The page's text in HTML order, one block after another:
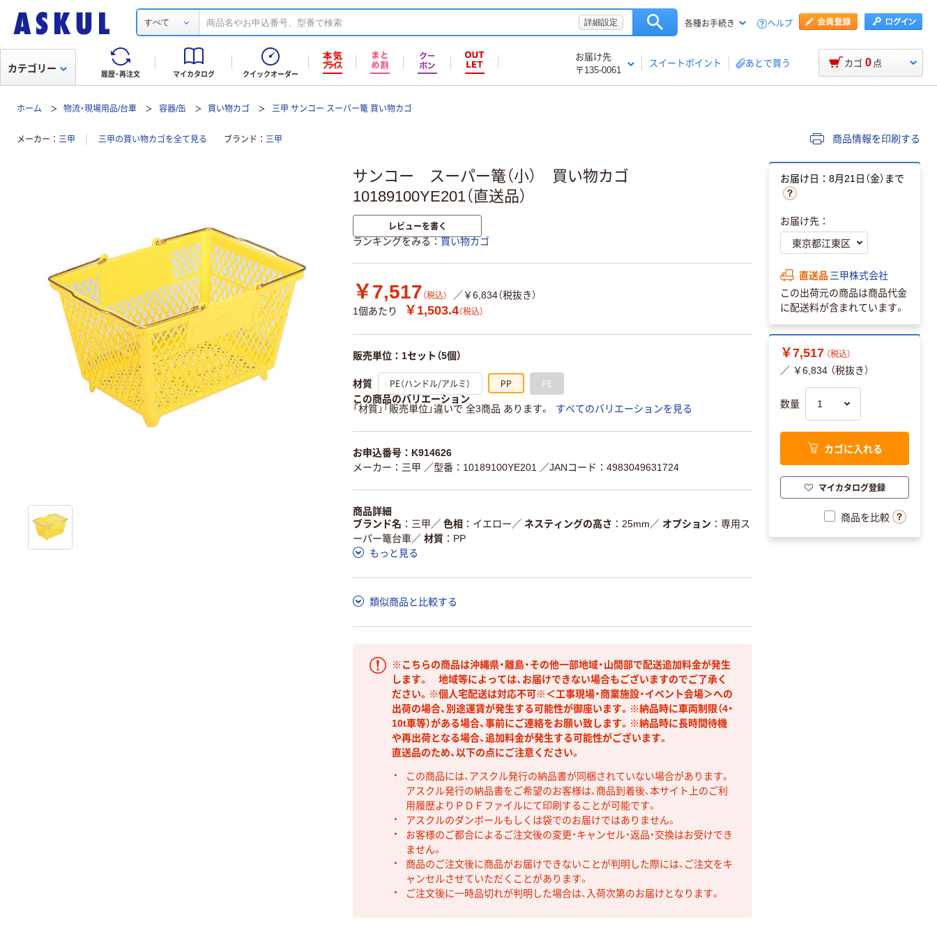
すべて 詳細設定 各種お手続き ヘルプ
履歴・再注文 マイカタログ クイックオーダー
お届け先
〒135-0061
スイートポイント あとで買う
カテゴリー カゴ 0 点
ホーム 物流・現場用品/台車 容器/缶 買い物カゴ 三甲 サンコー スーパー篭 買い物カゴ
メーカー 三甲 三甲の買い物カゴを全て見る ブランド 三甲 商品情報を印刷する
サンコー スーパー篭（小） 買い物カゴ
10189100YE201（直送品）
レビューを書く
ランキングをみる 買い物カゴ
￥7,517 （税込）
／￥6,834（税抜き）
1個あたり
￥1,503.4（税込）
販売単位：1セット（5個）
材質 PE（ハンドル/アルミ） PP PE
この商品のバリエーション
「材質」「販売単位」違いで 全3商品 あります。
すべてのバリエーションを見る
お申込番号：K914626
メーカー：三甲 ／型番：10189100YE201 ／JANコード：4983049631724
商品詳細
ブランド名
三甲 ／ 色相 イエロー ／ ネスティングの高さ 25mm ／ オプション
専用ス
ーパー篭台車 ／ 材質
PP
もっと見る
類似商品と比較する
※こちらの商品は沖縄県・離島・その他一部地域・山間部で配送追加料金が発生
します。 地域等によっては、お届けできない場合もございますのでご了承く
ださい。※個人宅配送は対応不可※＜工事現場・商業施設・イベント会場＞への
出荷の場合、別途運賃が発生する可能性が御座います。※納品時に車両制限（4・
10t車等）がある場合、事前にご連絡をお願い致します。※納品時に長時間待機
や再出荷となる場合、追加料金が発生する可能性がございます。
直送品のため、以下の点にご注意ください。
この商品には、アスクル発行の納品書が同梱されていない場合があります。
アスクル発行の納品書をご希望のお客様は、商品到着後、本サイト上のご利
用履歴よりＰＤＦファイルにて印刷することが可能です。
アスクルのダンボールもしくは袋でのお届けではありません。
お客様のご都合によるご注文後の変更・キャンセル・返品・交換はお受けでき
ません。
商品のご注文後に商品がお届けできないことが判明した際には、ご注文をキ
ャンセルさせていただくことがあります。
ご注文後に一時品切れが判明した場合は、入荷次第のお届けとなります。
お届け日：8月21日（金）まで
お届け先：
直送品 三甲株式会社
この出荷元の商品は商品代金
に配送料が含まれています。
￥7,517 （税込）
／ ￥6,834 （税抜き）
数量
カゴに入れる
マイカタログ登録
商品を比較